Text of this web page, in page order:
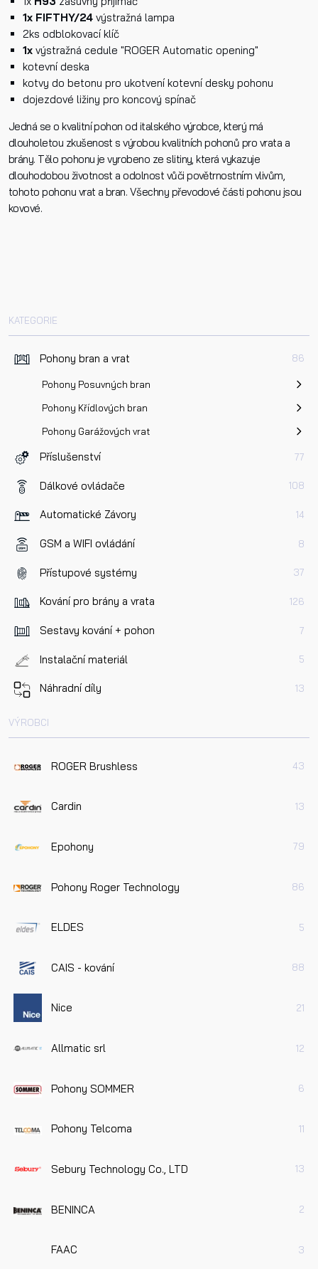
KATEGORIE
Pohony bran a vrat 86
Pohony Posuvných bran
Pohony Křídlových bran
Pohony Garážových vrat
Příslušenství 77
Dálkové ovládače 108
Automatické Závory 14
GSM a WIFI ovládání 8
Přístupové systémy 37
Kování pro brány a vrata 126
Sestavy kování + pohon 7
Instalační materiál 5
Náhradní díly 13
VÝROBCI
ROGER Brushless 43
Cardin 13
Epohony 79
Pohony Roger Technology 86
ELDES 5
CAIS - kování 88
Nice 21
Allmatic srl 12
Pohony SOMMER 6
Pohony Telcoma 11
Sebury Technology Co., LTD 13
BENINCA 2
FAAC 3
1x FIFTHY/24 výstražná lampa
2ks odblokovací klíč
1x výstražná cedule "ROGER Automatic opening"
kotevní deska
kotvy do betonu pro ukotvení kotevní desky pohonu
dojezdové ližiny pro koncový spínač
Jedná se o kvalitní pohon od italského výrobce, který má
dlouholetou zkušenost s výrobou kvalitních pohonů pro vrata a
brány. Tělo pohonu je vyrobeno ze slitiny, která vykazuje
dlouhodobou životnost a odolnost vůči povětrnostním vlivům,
tohoto pohonu vrat a bran. Všechny převodové části pohonu jsou
kovové.